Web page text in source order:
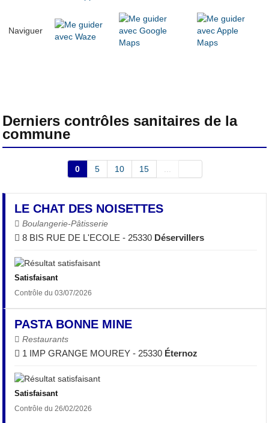
Naviguer
Derniers contrôles sanitaires de la
commune
0 5 10 15
LE CHAT DES NOISETTES
Boulangerie-Pâtisserie
8 BIS RUE DE L'ECOLE - 25330 Déservillers
Satisfaisant
Contrôle du 03/07/2026
PASTA BONNE MINE
Restaurants
1 IMP GRANGE MOUREY - 25330 Éternoz
Satisfaisant
Contrôle du 26/02/2026